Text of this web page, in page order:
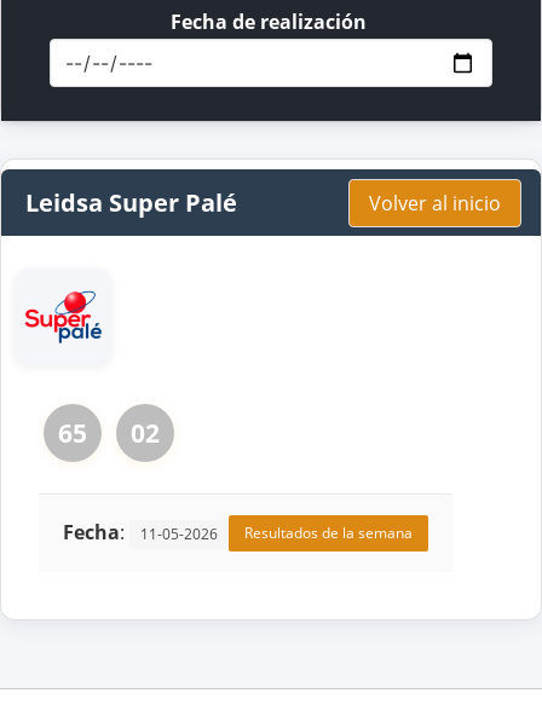
Fecha de realización
Leidsa Super Palé Volver al inicio
65 02
Fecha: 11-05-2026 Resultados de la semana